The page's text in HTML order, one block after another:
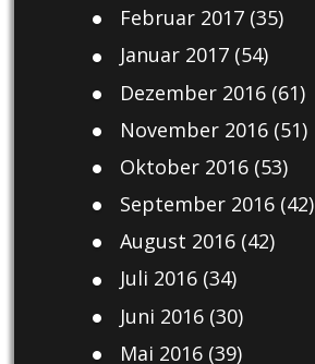
Februar 2017(35)
Januar 2017(54)
Dezember 2016(61)
November 2016(51)
Oktober 2016(53)
September 2016(42)
August 2016(42)
Juli 2016(34)
Juni 2016(30)
Mai 2016(39)